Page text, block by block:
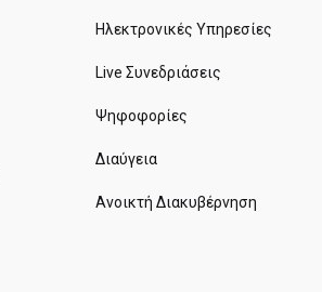
Ηλεκτρονικές Υπηρεσίες
Live Συνεδριάσεις
Ψηφοφορίες
Διαύγεια
Ανοικτή Διακυβέρνηση